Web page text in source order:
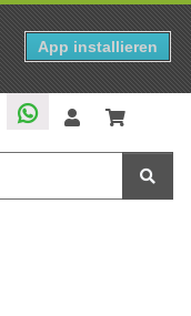
App installieren